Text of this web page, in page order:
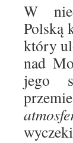
W
Polską
który
nad
jego